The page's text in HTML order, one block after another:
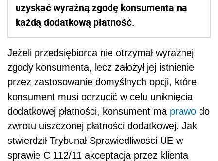
uzyskać wyraźną zgodę konsumenta na
każdą dodatkową płatność.
Jeżeli przedsiębiorca nie otrzymał wyraźnej
zgody konsumenta, lecz założył jej istnienie
przez zastosowanie domyślnych opcji, które
konsument musi odrzucić w celu uniknięcia
dodatkowej płatności, konsument ma prawo do
zwrotu uiszczonej płatności dodatkowej. Jak
stwierdził Trybunał Sprawiedliwości UE w
sprawie C 112/11 akceptacja przez klienta